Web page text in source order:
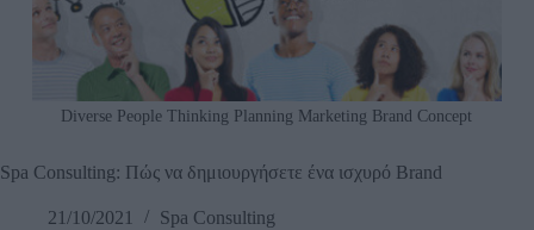
Diverse People Thinking Planning Marketing Brand Concept
Spa Consulting: Πώς να δημιουργήσετε ένα ισχυρό Brand
21/10/2021 Spa Consulting